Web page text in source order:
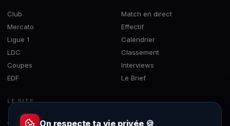
Club
Mercato
Ligue 1
LDC
Coupes
EDF
Match en direct
Effectif
Calendrier
Classement
Interviews
Le Brief
LE SITE
À propos On respecte ta vie privée 🍪